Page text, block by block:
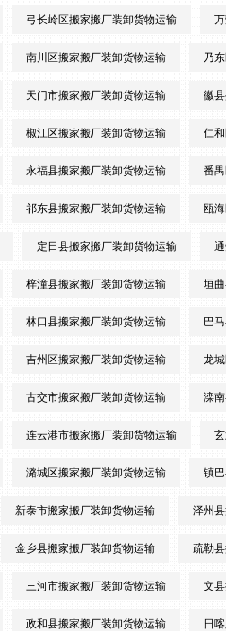
弓长岭区搬家搬厂装卸货物运输
南川区搬家搬厂装卸货物运输 乃
天门市搬家搬厂装卸货物运输 徽
椒江区搬家搬厂装卸货物运输 仁
永福县搬家搬厂装卸货物运输 番
祁东县搬家搬厂装卸货物运输 瓯
定日县搬家搬厂装卸货物运输
梓潼县搬家搬厂装卸货物运输 垣
林口县搬家搬厂装卸货物运输 巴
吉州区搬家搬厂装卸货物运输 龙
古交市搬家搬厂装卸货物运输 滦
连云港市搬家搬厂装卸货物运输
潞城区搬家搬厂装卸货物运输 镇
新泰市搬家搬厂装卸货物运输 泽州
金乡县搬家搬厂装卸货物运输 疏勒
三河市搬家搬厂装卸货物运输 文
政和县搬家搬厂装卸货物运输 日